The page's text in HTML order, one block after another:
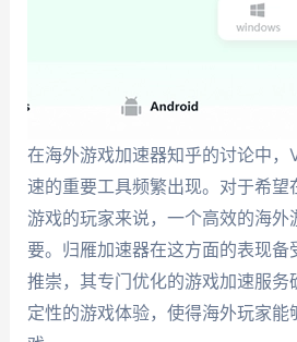
在海外游戏加速器知乎的讨论中，
速的重要工具频繁出现。对于希望
游戏的玩家来说，一个高效的海外
要。归雁加速器在这方面的表现备
推崇，其专门优化的游戏加速服务
定性的游戏体验，使得海外玩家能